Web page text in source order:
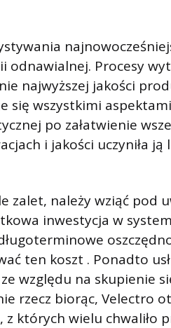
odnawialnej. Procesy
najwyższej jakości
się wszystkimi
po załatwienie
i jakości uczyniła
zalet, należy wziąć pod
inwestycja w
ten koszt . Ponadto
względu na skupienie
rzecz biorąc, Velectro
których wielu chwaliło